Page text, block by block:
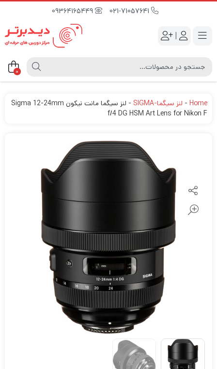
09364165449
|
0
Home
- لنز سیگما-SIGMA -
لنز سیگما مانت نیکون Sigma 12-24mm
f/4 DG HSM Art Lens for Nikon F